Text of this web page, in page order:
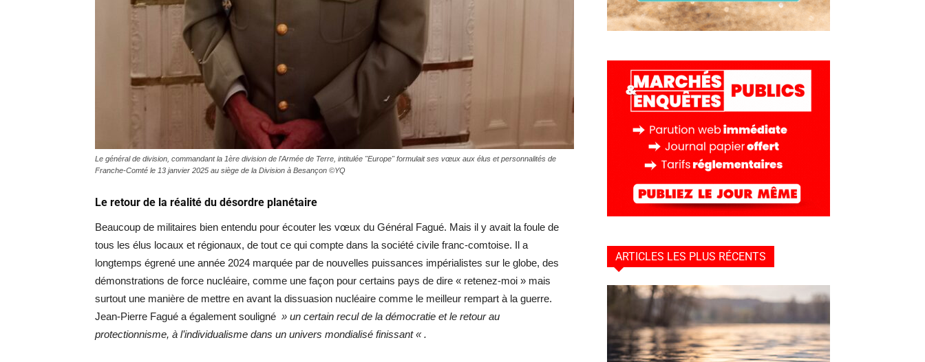
Le général de division, commandant la 1ère division de l'Armée de Terre, intitulée "Europe" formulait ses vœux aux élus et personnalités de
Franche-Comté le 13 janvier 2025 au siège de la Division à Besançon ©YQ
Le retour de la réalité du désordre planétaire
Beaucoup de militaires bien entendu pour écouter les vœux du Général Fagué. Mais il y avait la foule de
tous les élus locaux et régionaux, de tout ce qui compte dans la société civile franc-comtoise. Il a
longtemps égrené une année 2024 marquée par de nouvelles puissances impérialistes sur le globe, des
démonstrations de force nucléaire, comme une façon pour certains pays de dire « retenez-moi » mais
surtout une manière de mettre en avant la dissuasion nucléaire comme le meilleur rempart à la guerre.
Jean-Pierre Fagué a également souligné » un certain recul de la démocratie et le retour au
protectionnisme, à l’individualisme dans un univers mondialisé finissant « .
ARTICLES LES PLUS RÉCENTS